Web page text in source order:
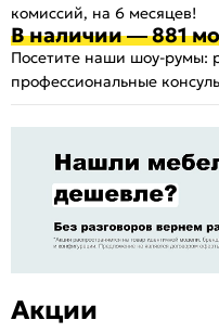
комиссий, на 6 месяцев!
В наличии — 881
Посетите наши шоу-румы:
профессиональные
Акции